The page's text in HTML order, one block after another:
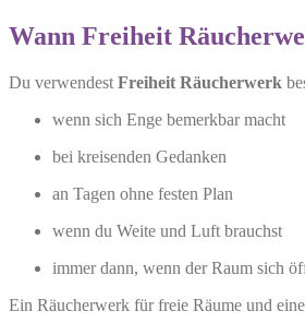
Wann Freiheit
Du verwendest Freiheit Räucherwerk
wenn sich Enge bemerkbar macht
bei kreisenden Gedanken
an Tagen ohne festen Plan
wenn du Weite und Luft brauchst
immer dann, wenn der Raum sich
Ein Räucherwerk für freie Räume und